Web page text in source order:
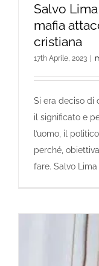
Salvo
mafia
cristiana
17th Aprile, 2023 |
Si era deciso di
il significato e
l’uomo, il
perché,
fare. Salvo